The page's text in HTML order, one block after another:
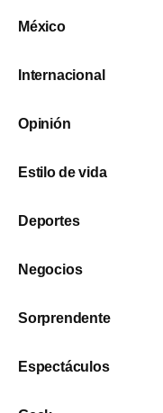
México
Internacional
Opinión
Estilo de vida
Deportes
Negocios
Sorprendente
Espectáculos